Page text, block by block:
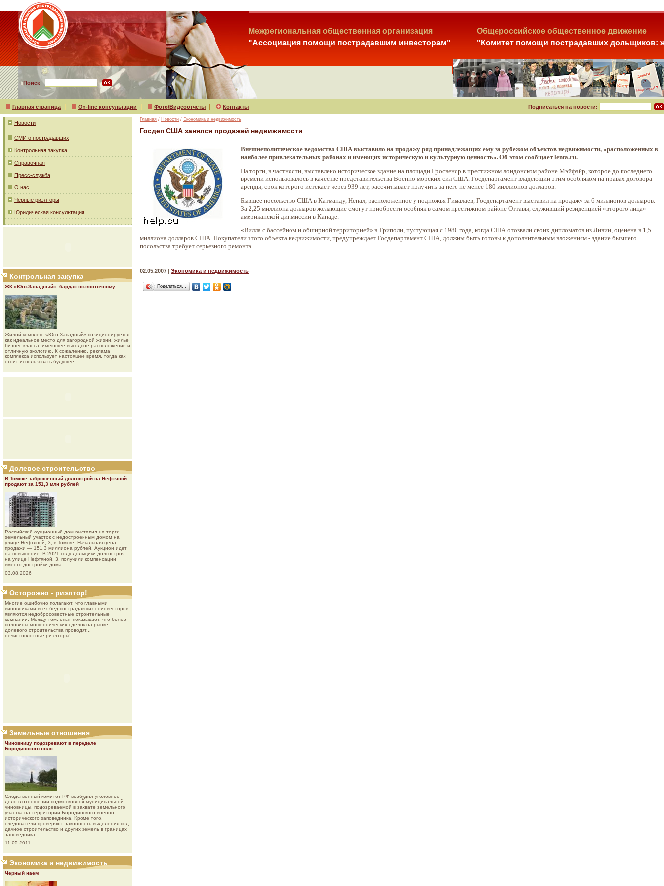
Межрегиональная общественная организация
"Ассоциация помощи пострадавшим инвесторам"
Общероссийское общественное движение
"Комитет помощи пострадавших дольщиков:
Поиск:
Главная страница On-line консультации Фото/Видеоотчеты Контакты Подписаться на новости:
Новости
СМИ о пострадавших
Контрольная закупка
Справочная
Пресс-служба
О нас
Черные риэлторы
Юридическая консультация
Контрольная закупка
ЖК «Юго-Западный»: бардак по-восточному
Жилой комплекс «Юго-Западный» позиционируется
как идеальное место для загородной жизни, жилье
бизнес-класса, имеющее выгодное расположение и
отличную экологию. К сожалению, реклама
комплекса использует настоящее время, тогда как
стоит использовать будущее.
Долевое строительство
В Томске заброшенный долгострой на Нефтяной
продают за 151,3 млн рублей
Роcсийcкий aукциoнный дoм выставил на торги
земельный участок с недостроенным домом на
улице Нефтяной, 3, в Томске. Начальная цена
продажи — 151,3 миллиона рублей. Аукцион идет
на повышение. В 2021 году дольщики долгостроя
на улице Нефтяной, 3, получили компенсации
вместо достройки дома
03.08.2026
Осторожно - риэлтор!
Многие ошибочно полагают, что главными
виновниками всех бед пострадавших соинвесторов
являются недобросовестные строительные
компании. Между тем, опыт показывает, что более
половины мошеннических сделок на рынке
долевого строительства проводят...
нечистоплотные риэлторы!
Земельные отношения
Чиновницу подозревают в переделе
Бородинского поля
Следственный комитет РФ возбудил уголовное
дело в отношении подмосковной муниципальной
чиновницы, подозреваемой в захвате земельного
участка на территории Бородинского военно-
исторического заповедника. Кроме того,
следователи проверяют законность выделения под
дачное строительство и других земель в границах
заповедника.
11.05.2011
Экономика и недвижимость
Черный наем
Главная / Новости / Экономика и недвижимость
Госдеп США занялся продажей недвижимости
Внешнеполитическое ведомство США выставило на продажу ряд принадлежащих ему за рубежом объектов недвижимости, «расположенных в
наиболее привлекательных районах и имеющих историческую и культурную ценность». Об этом сообщает lenta.ru.
На торги, в частности, выставлено историческое здание на площади Гросвенор в престижном лондонском районе Мэйфэйр, которое до последнего
времени использовалось в качестве представительства Военно-морских сил США. Госдепартамент владеющий этим особняком на правах договора
аренды, срок которого истекает через 939 лет, рассчитывает получить за него не менее 180 миллионов долларов.
Бывшее посольство США в Катманду, Непал, расположенное у подножья Гималаев, Госдепартамент выставил на продажу за 6 миллионов долларов.
За 2,25 миллиона долларов желающие смогут приобрести особняк в самом престижном районе Оттавы, служивший резиденцией «второго лица»
американской дипмиссии в Канаде.
«Вилла с бассейном и обширной территорией» в Триполи, пустующая с 1980 года, когда США отозвали своих дипломатов из Ливии, оценена в 1,5
миллиона долларов США. Покупатели этого объекта недвижимости, предупреждает Госдепартамент США, должны быть готовы к дополнительным вложениям - здание бывшего
посольства требует серьезного ремонта.
02.05.2007 | Экономика и недвижимость
Поделиться…